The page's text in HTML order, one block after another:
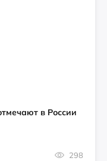
в России
298